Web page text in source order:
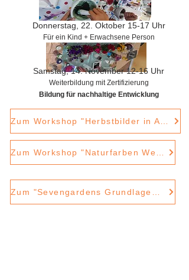
Donnerstag, 22. Oktober 15-17 Uhr
Für ein Kind + Erwachsene Person
Samstag, 14. November 12-16 Uhr
Weiterbildung mit Zertifizierung
Bildung für nachhaltige Entwicklung